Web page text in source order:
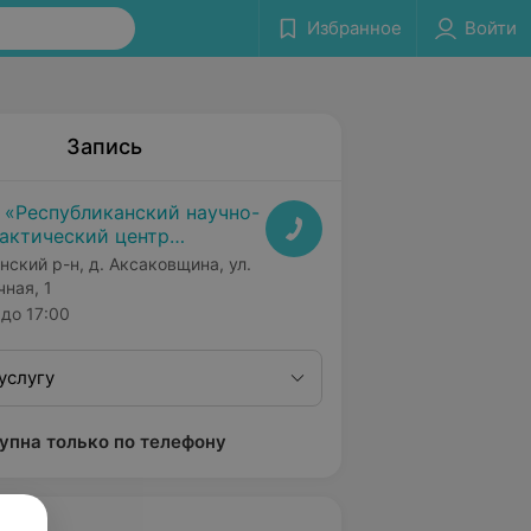
Избранное Войти
Запись
«Республиканский научно-
центр
экспертизы и
р-н, д. Аксаковщина, ул.
1
до 17:00
только по телефону